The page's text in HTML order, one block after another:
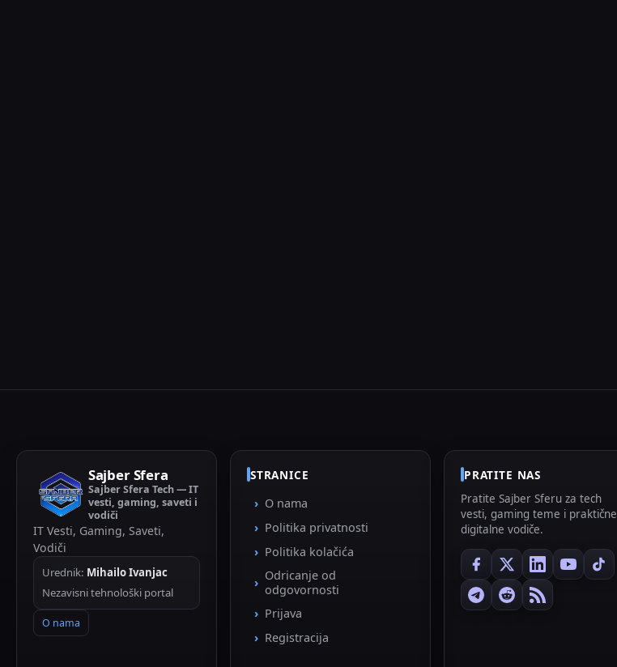
Sajber Sfera
Sajber Sfera Tech — IT
vesti, gaming, saveti i
vodiči
IT Vesti, Gaming, Saveti,
Vodiči
Urednik: Mihailo Ivanjac
Nezavisni tehnološki portal
O nama
STRANICE
O nama
Politika privatnosti
Politika kolačića
Odricanje od
odgovornosti
Prijava
Registracija
PRATITE NAS
Pratite Sajber Sferu za tech
vesti, gaming teme i praktične
digitalne vodiče.